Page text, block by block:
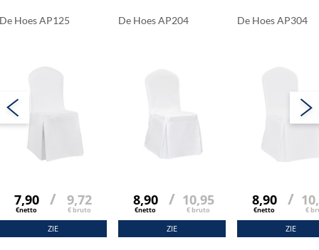
De Hoes AP125
7,90
€netto
/ 9,72
€ bruto
ZIE
De Hoes AP204
8,90
€netto
/ 10,95
€ bruto
ZIE
De Hoes AP304
8,90
€netto
/
€
ZIE